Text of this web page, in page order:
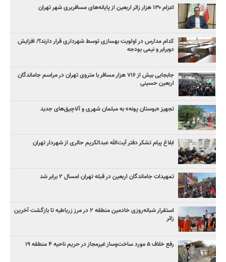
اعزام ۱۳۰ هزار زائر اربعین از پایانه‌های مسافربری شهر تهران
کدام مدارس در اولویت بهسازی توسط شهرداری قرار دارند؟/ افزایش
دوبرابر و نیمی بودجه
جابجایی بیش از ۷۱۶ هزار مسافر با متروی تهران در مراسم جاماندگان
اربعین حسینی
تجهیز «بوستان پونه» به مبلمان شهری و آلاچیق‌های جدید
ابلاغ پیام تشکر دفتر آیت‌الله عبدالکریم حائری از شهردار تهران
تمهیدات جاماندگان اربعین در قبله تهران امسال ۲ برابر شد
استقرار شبانه‌روزی خادمین منطقه ۲ در مرز زرباطیه تا بازگشت آخرین
زائر
رفع خلاف ۵ مورد ساخت‌وساز غیرمجاز در حریم ناحیه ۴ منطقه ۱۹